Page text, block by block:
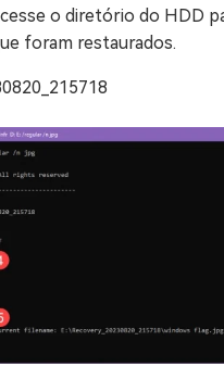
o diretório do HDD
foram restaurados.